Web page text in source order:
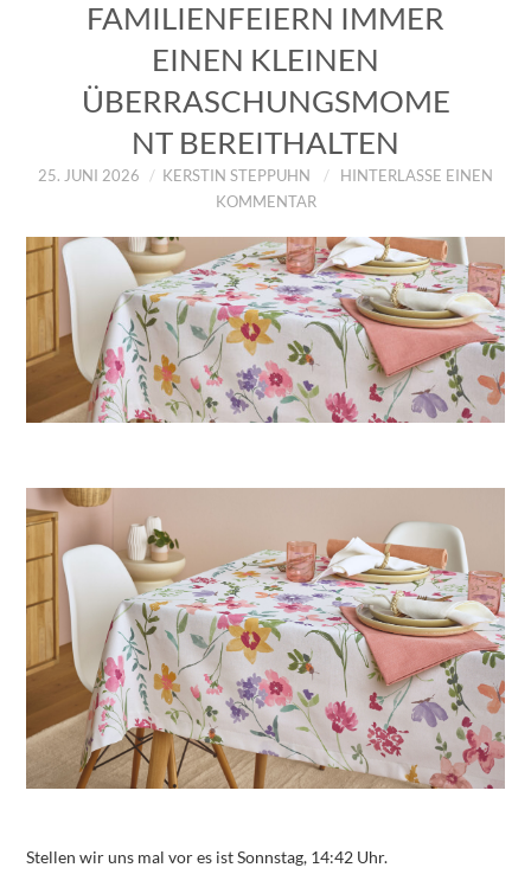
FAMILIENFEIERN IMMER
EINEN KLEINEN
ÜBERRASCHUNGSMOME
NT BEREITHALTEN
25. JUNI 2026 KERSTIN STEPPUHN
HINTERLASSE EINEN
KOMMENTAR
Stellen wir uns mal vor es ist Sonnstag, 14:42 Uhr.